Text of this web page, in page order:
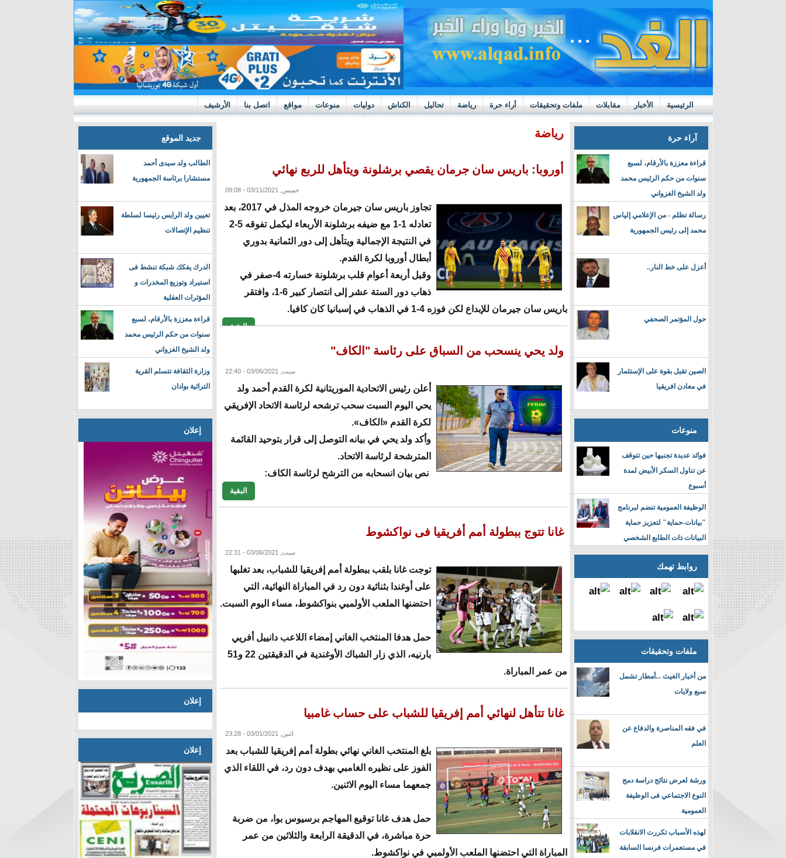
الرئيسية الأخبار مقابلات ملفات وتحقيقات أراء حرة رياضة تحاليل الكناش دوليات منوعات مواقع اتصل بنا الأرشيف
https://m.youtube.com/watch?v=GN10qW4W4hQ
آراء حرة
قراءة معززة بالأرقام، لسبع
سنوات من حكم الرئيس محمد
ولد الشيخ الغزواني
رسالة تظلم - من الإعلامي إلياس
محمد إلى رئيس الجمهورية
أعزل على خط النار..
حول المؤتمر الصحفي
الصين تقبل بقوة على الإستثمار
في معادن افريقيا
منوعات
فوائد عديدة تجنيها حين تتوقف
عن تناول السكر الأبيض لمدة
أسبوع
الوظيفة العمومية تنضم لبرنامج
"بيانات-حماية" لتعزيز حماية
البيانات ذات الطابع الشخصي
روابط تهمك
ملفات وتحقيقات
من أخبار الغيث ...أمطار تشمل
سبع ولايات
في فقه المناصرة والدفاع عن
العلم
ورشة لعرض نتائج دراسة دمج
النوع الاجتماعي فى الوظيفة
العمومية
لهذه الأسباب تكررت الانقلابات
في مستعمرات فرنسا السابقة
رياضة
أوروبا: باريس سان جرمان يقصي برشلونة ويتأهل للربع نهائي
خميس, 03/11/2021 - 09:08
تجاوز باريس سان جيرمان خروجه المذل في 2017، بعد
تعادله 1-1 مع ضيفه برشلونة الأربعاء ليكمل تفوقه 5-2
في النتيجة الإجمالية ويتأهل إلى دور الثمانية بدوري
أبطال أوروبا لكرة القدم.
وقبل أربعة أعوام قلب برشلونة خسارته 4-صفر في
ذهاب دور الستة عشر إلى انتصار كبير 6-1، وافتقر
باريس سان جيرمان للإبداع لكن فوزه 4-1 في الذهاب في إسبانيا كان كافيا.
البقية
ولد يحي ينسحب من السباق على رئاسة "الكاف"
سبت, 03/06/2021 - 22:40
أعلن رئيس الاتحادية الموريتانية لكرة القدم أحمد ولد
يحي اليوم السبت سحب ترشحه لرئاسة الاتحاد الإفريقي
لكرة القدم «الكاف».
وأكد ولد يحي في بيانه التوصل إلى قرار بتوحيد القائمة
المترشحة لرئاسة الاتحاد.
نص بيان انسحابه من الترشح لرئاسة الكاف:
البقية
غانا تتوج ببطولة أمم أفريقيا فى نواكشوط
سبت, 03/06/2021 - 22:31
توجت غانا بلقب ببطولة أمم إفريقيا للشباب، بعد تغلبها
على أوغندا بثنائية دون رد في المباراة النهائية، التي
احتضنها الملعب الأولمبي بنواكشوط، مساء اليوم السبت.
حمل هدفا المنتخب الغاني إمضاء اللاعب دانييل أفريي
بارنيه، الذي زار الشباك الأوغندية في الدقيقتين 22 و51
من عمر المباراة.
غانا تتأهل لنهائي أمم إفريقيا للشباب على حساب غامبيا
اثنين, 03/01/2021 - 23:28
بلغ المنتخب الغاني نهائي بطولة أمم إفريقيا للشباب بعد
الفوز على نظيره الغامبي بهدف دون رد، في اللقاء الذي
جمعهما مساء اليوم الاثنين.
حمل هدف غانا توقيع المهاجم برسيوس بوا، من ضربة
حرة مباشرة، في الدقيقة الرابعة والثلاثين من عمر
المباراة التي احتضنها الملعب الأولمبي في نواكشوط.
جديد الموقع
الطالب ولد سيدى أحمد
مستشارا برئاسة الجمهورية
تعيين ولد الرايس رئيسا لسلطة
تنظيم الإتصالات
الدرك يفكك شبكة تنشط فى
استيراد وتوزيع المخدرات و
المؤثرات العقلية
قراءة معززة بالأرقام، لسبع
سنوات من حكم الرئيس محمد
ولد الشيخ الغزواني
وزارة الثقافة تتسلم القرية
التراثية بوادان
إعلان
إعلان
إعلان